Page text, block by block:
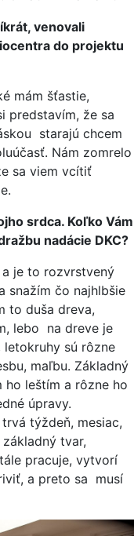
venovali
do projektu
mám šťastie,
predstavím, že sa
starajú chcem
Nám zomrelo
sa viem vcítiť
srdca. Koľko Vám
nadácie DKC?
je to rozvrstvený
snažím čo najhlbšie
to duša dreva,
lebo na dreve je
sú rôzne
maľbu. Základný
ho leštím a rôzne ho
úpravy.
týždeň, mesiac,
tvar,
pracuje, vytvorí
a preto sa musí